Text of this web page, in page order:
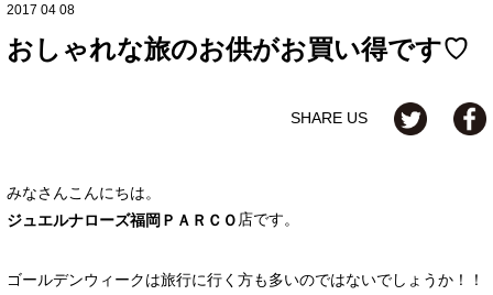
2017 04 08
おしゃれな旅のお供がお買い得です♡
SHARE US
みなさんこんにちは。
ジュエルナローズ福岡ＰＡＲＣＯ 店です。
ゴールデンウィークは旅行に行く方も多いのではないでしょうか！！